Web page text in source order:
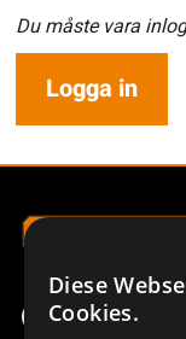
Du måste vara
Logga in
Diese
Cookies.